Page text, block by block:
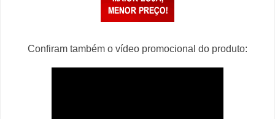
Confiram também o vídeo promocional do produto: